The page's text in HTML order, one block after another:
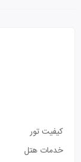
کیفیت تور
خدمات هتل